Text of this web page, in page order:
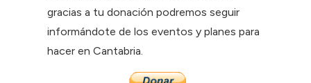
gracias a tu donación podremos seguir
informándote de los eventos y planes para
hacer en Cantabria.